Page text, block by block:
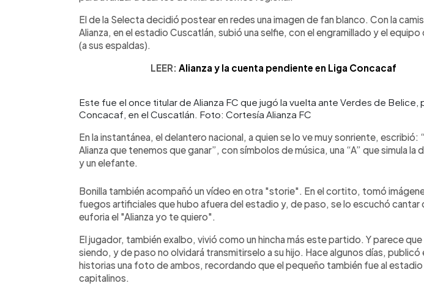
El de la Selecta decidió postear en redes una imagen de fan blanco. Con la
Alianza, en el estadio Cuscatlán, subió una selfie, con el engramillado y el
(a sus espaldas).
LEER: Alianza y la cuenta pendiente en Liga Concacaf
Este fue el once titular de Alianza FC que jugó la vuelta ante Verdes de Belice,
Concacaf, en el Cuscatlán. Foto: Cortesía Alianza FC
En la instantánea, el delantero nacional, a quien se lo ve muy sonriente, escribió:
Alianza que tenemos que ganar”, con símbolos de música, una “A” que simula la
y un elefante.
Bonilla también acompañó un vídeo en otra "storie". En el cortito, tomó
fuegos artificiales que hubo afuera del estadio y, de paso, se lo escuchó cantar
euforia el "Alianza yo te quiero".
El jugador, también exalbo, vivió como un hincha más este partido. Y parece que
siendo, y de paso no olvidará transmitirselo a su hijo. Hace algunos días, publicó
historias una foto de ambos, recordando que el pequeño también fue al estadio
capitalinos.